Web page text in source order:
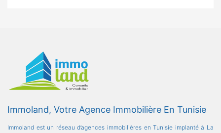
Immoland, Votre Agence Immobilière En Tunisie
Immoland est un réseau d’agences immobilières en Tunisie implanté à La